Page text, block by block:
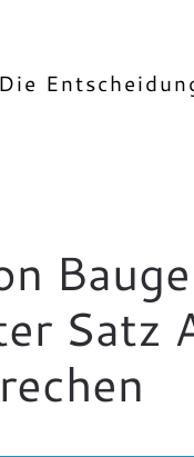
Die
Satz